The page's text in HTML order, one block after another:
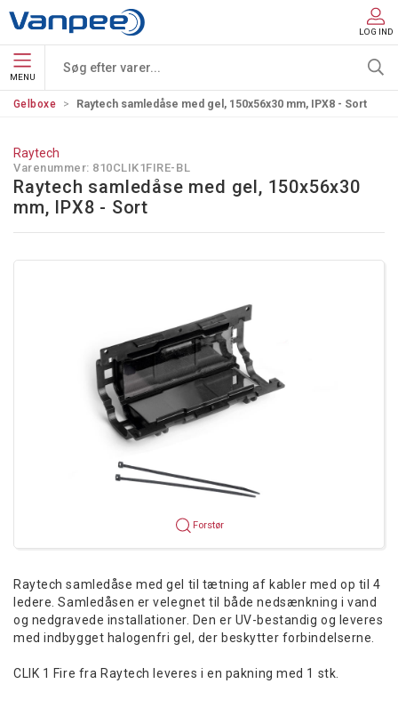
LOG IND
MENU
Gelboxe Raytech samledåse med gel, 150x56x30 mm, IPX8 - Sort
Raytech
Varenummer: 810CLIK1FIRE-BL
Raytech samledåse med gel, 150x56x30
mm, IPX8 - Sort
Forstør
Raytech samledåse med gel til tætning af kabler med op til 4
ledere. Samledåsen er velegnet til både nedsænkning i vand
og nedgravede installationer. Den er UV-bestandig og leveres
med indbygget halogenfri gel, der beskytter forbindelserne.
CLIK 1 Fire fra Raytech leveres i en pakning med 1 stk.